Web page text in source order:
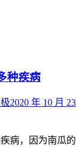
种疾病
2020 年 10 月 23
病，因为南瓜的